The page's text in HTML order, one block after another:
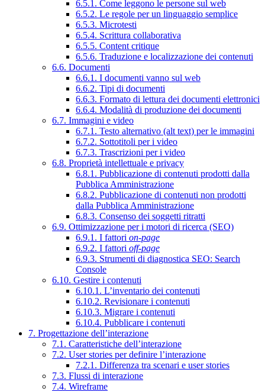
6.5.1. Come leggono le persone sul web
6.5.2. Le regole per un linguaggio semplice
6.5.3. Microtesti
6.5.4. Scrittura collaborativa
6.5.5. Content critique
6.5.6. Traduzione e localizzazione dei contenuti
6.6. Documenti
6.6.1. I documenti vanno sul web
6.6.2. Tipi di documenti
6.6.3. Formato di lettura dei documenti elettronici
6.6.4. Modalità di produzione dei documenti
6.7. Immagini e video
6.7.1. Testo alternativo (alt text) per le immagini
6.7.2. Sottotitoli per i video
6.7.3. Trascrizioni per i video
6.8. Proprietà intellettuale e privacy
6.8.1. Pubblicazione di contenuti prodotti dalla
Pubblica Amministrazione
6.8.2. Pubblicazione di contenuti non prodotti
dalla Pubblica Amministrazione
6.8.3. Consenso dei soggetti ritratti
6.9. Ottimizzazione per i motori di ricerca (SEO)
6.9.1. I fattori on-page
6.9.2. I fattori off-page
6.9.3. Strumenti di diagnostica SEO: Search
Console
6.10. Gestire i contenuti
6.10.1. L’inventario dei contenuti
6.10.2. Revisionare i contenuti
6.10.3. Migrare i contenuti
6.10.4. Pubblicare i contenuti
7. Progettazione dell’interazione
7.1. Caratteristiche dell’interazione
7.2. User stories per definire l’interazione
7.2.1. Differenza tra scenari e user stories
7.3. Flussi di interazione
7.4. Wireframe